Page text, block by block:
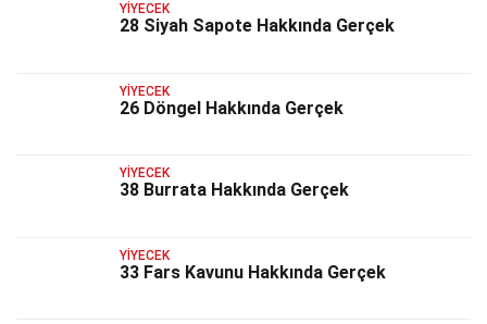
YIYECEK
28 Siyah Sapote Hakkında Gerçek
YIYECEK
26 Döngel Hakkında Gerçek
YIYECEK
38 Burrata Hakkında Gerçek
YIYECEK
33 Fars Kavunu Hakkında Gerçek